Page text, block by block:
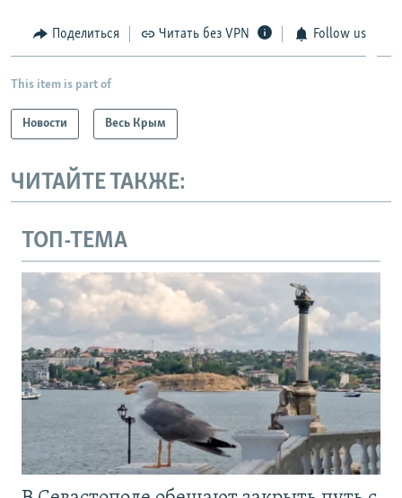
Поделиться Читать без VPN Follow us
This item is part of
Новости Весь Крым
ЧИТАЙТЕ ТАКЖЕ:
ТОП-ТЕМА